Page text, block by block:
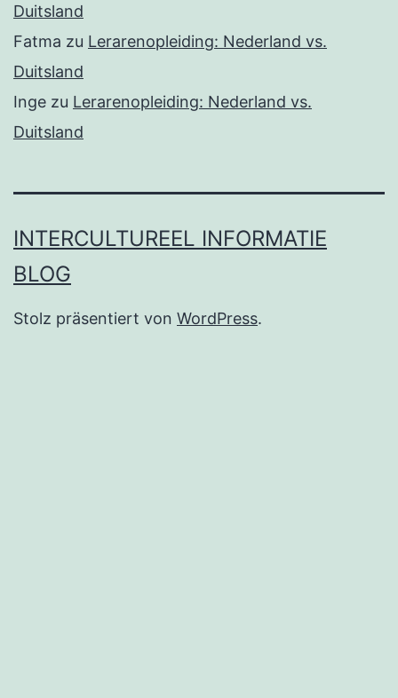
Duitsland
Fatma zu Lerarenopleiding: Nederland vs.
Duitsland
Inge zu Lerarenopleiding: Nederland vs.
Duitsland
INTERCULTUREEL INFORMATIE
BLOG
Stolz präsentiert von WordPress.